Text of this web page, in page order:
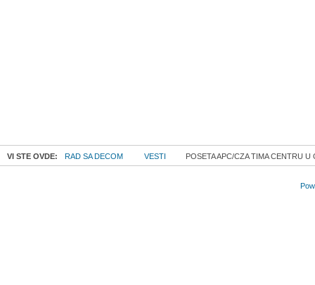
VI STE OVDE: RAD SA DECOM VESTI POSETA APC/CZA TIMA CENTRU U